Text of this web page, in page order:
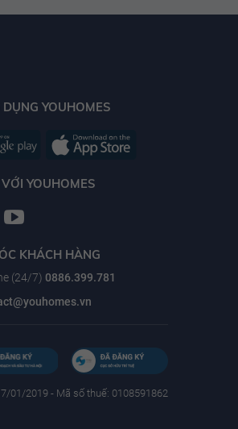
YOUHOMES
YOUHOMES
KHÁCH HÀNG
(24/7) 0886.399.781
01/2019 - Mã số thuế: 0108591862